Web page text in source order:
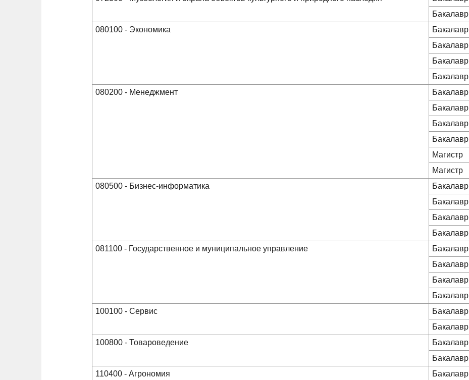
Бакалавр
080100 - Экономика
Бакалавр
Бакалавр
Бакалавр
Бакалавр
080200 - Менеджмент
Бакалавр
Бакалавр
Бакалавр
Бакалавр
Магистр
Магистр
080500 - Бизнес-информатика
Бакалавр
Бакалавр
Бакалавр
Бакалавр
081100 - Государственное и муниципальное управление
Бакалавр
Бакалавр
Бакалавр
Бакалавр
100100 - Сервис
Бакалавр
Бакалавр
100800 - Товароведение
Бакалавр
Бакалавр
110400 - Агрономия
Бакалавр